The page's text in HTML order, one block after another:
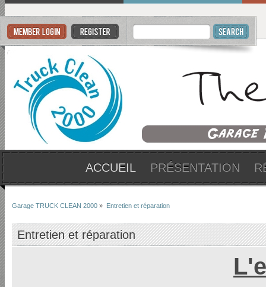
ACCUEIL PRÉSENTATION
Garage TRUCK CLEAN 2000 » Entretien et réparation
Entretien et réparation